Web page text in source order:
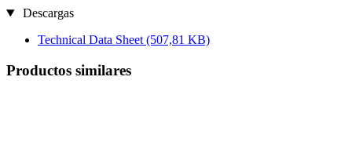
Descargas
Technical Data Sheet (507,81 KB)
Productos similares